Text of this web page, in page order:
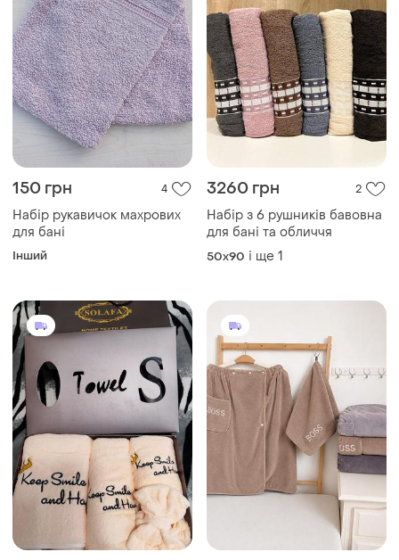
150 грн 4
Набір рукавичок махрових
для бані
Інший
3260 грн 2
Набір з 6 рушників бавовна
для бані та обличчя
50x90 і ще 1